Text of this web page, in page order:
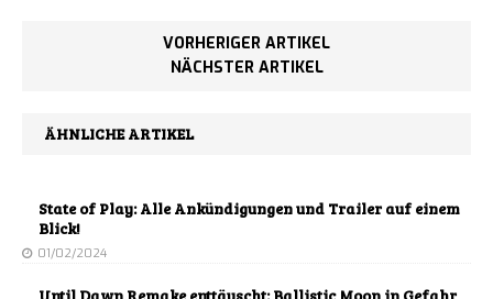
VORHERIGER ARTIKEL
NÄCHSTER ARTIKEL
ÄHNLICHE ARTIKEL
State of Play: Alle Ankündigungen und Trailer auf einem
Blick!
01/02/2024